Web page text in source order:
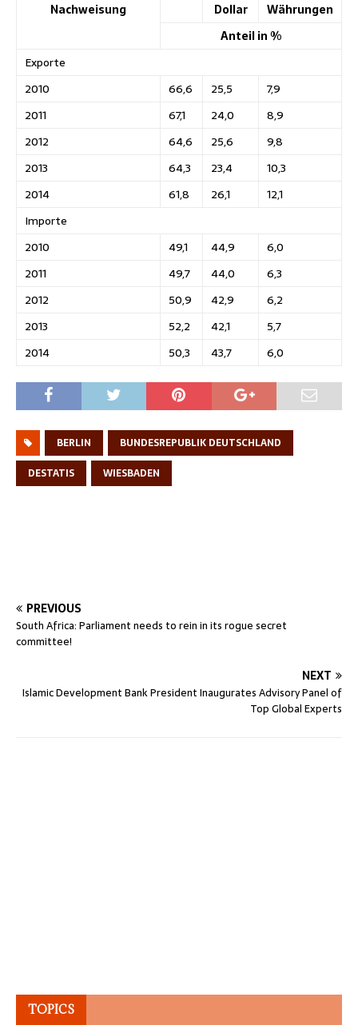
Nachweisung
Dollar
Währungen
Anteil in %
Exporte
2010
66,6 25,5
7,9
2011
67,1 24,0
8,9
2012
64,6 25,6
9,8
2013
64,3 23,4
10,3
2014
61,8 26,1
12,1
Importe
2010
49,1 44,9
6,0
2011
49,7 44,0
6,3
2012
50,9 42,9
6,2
2013
52,2 42,1
5,7
2014
50,3 43,7 6,0
BERLIN
BUNDESREPUBLIK DEUTSCHLAND
DESTATIS
WIESBADEN
PREVIOUS
South Africa: Parliament needs to rein in its rogue secret
committee!
NEXT
Islamic Development Bank President Inaugurates Advisory Panel of
Top Global Experts
TOPICS